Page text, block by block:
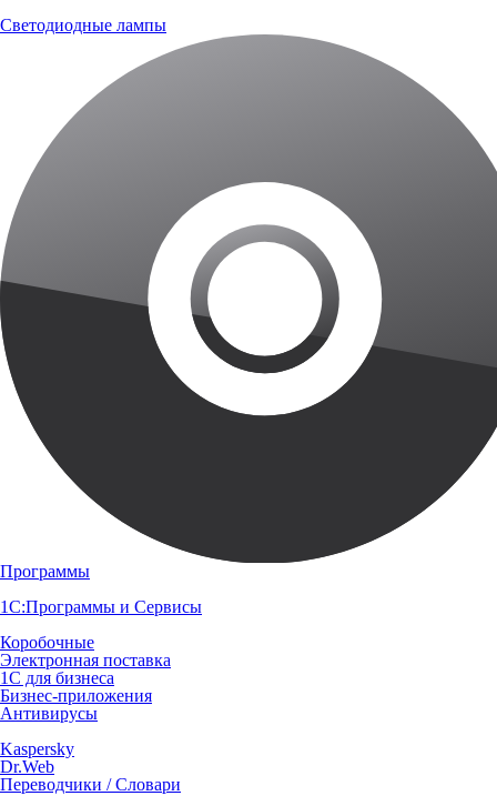
Светодиодные лампы
Программы
1С:Программы и Сервисы
Коробочные
Электронная поставка
1С для бизнеса
Бизнес-приложения
Антивирусы
Kaspersky
Dr.Web
Переводчики / Словари